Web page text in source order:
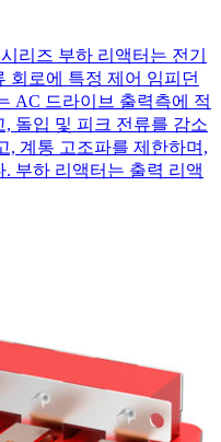
리즈 부하 리액터는 전기
회로에 특정 제어 임피던
AC 드라이브 출력측에 적
돌입 및 피크 전류를 감소
, 계통 고조파를 제한하며,
부하 리액터는 출력 리액